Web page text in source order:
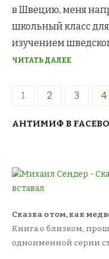
в Швецию, меня
школьный класс
изучением
ЧИТАТЬ ДАЛЕЕ
Навигация
по
1 2 3 4
АНТИМИФ В
Сказка о том, как
Книга о близком,
одноименной серии